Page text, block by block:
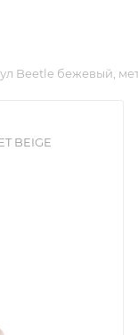
Beetle бежевый,
BEIGE